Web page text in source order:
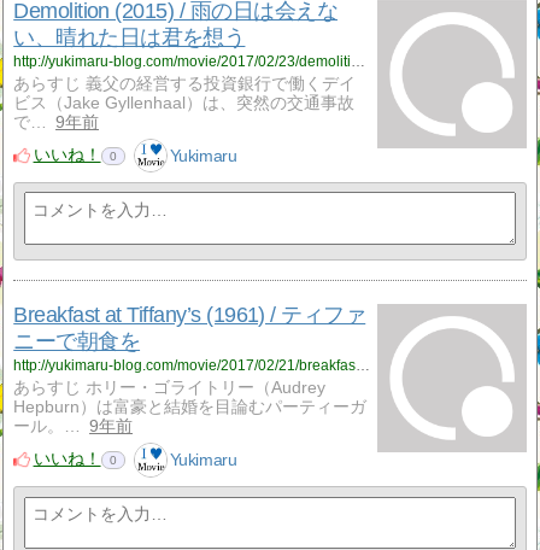
Demolition (2015) / 雨の日は会えな
い、晴れた日は君を想う
http://yukimaru-blog.com/movie/2017/02/23/demolition-2015-%e9%9b%a8%e3%81%ae%e6%97%a5%e3%81%af%e4%bc%9a%e3%81%88%e3%81%aa%e3%81%84%e3%80%81%e6%99%b4%e3%82%8c%e3%81%9f%e6%97%a5%e3%81%af%e5%90%9b%e3%82%92%e6%83%b3%e3%81%86/
あらすじ 義父の経営する投資銀行で働くデイ
ビス（Jake Gyllenhaal）は、突然の交通事故
で…
9年前
いいね！
0 Yukimaru
Breakfast at Tiffany’s (1961) / ティファ
ニーで朝食を
http://yukimaru-blog.com/movie/2017/02/21/breakfast-at-tiffanys-1961-%e3%83%86%e3%82%a3%e3%83%95%e3%82%a1%e3%83%8b%e3%83%bc%e3%81%a7%e6%9c%9d%e9%a3%9f%e3%82%92/
あらすじ ホリー・ゴライトリー（Audrey
Hepburn）は富豪と結婚を目論むパーティーガ
ール。…
9年前
いいね！
0 Yukimaru